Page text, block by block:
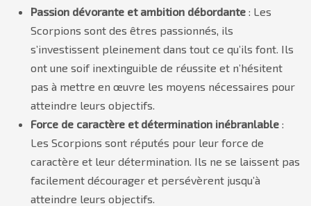
Passion dévorante et ambition débordante : Les
Scorpions sont des êtres passionnés, ils
s’investissent pleinement dans tout ce qu’ils font. Ils
ont une soif inextinguible de réussite et n’hésitent
pas à mettre en œuvre les moyens nécessaires pour
atteindre leurs objectifs.
Force de caractère et détermination inébranlable :
Les Scorpions sont réputés pour leur force de
caractère et leur détermination. Ils ne se laissent pas
facilement décourager et persévèrent jusqu’à
atteindre leurs objectifs.